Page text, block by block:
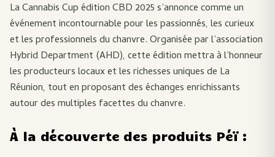
La Cannabis Cup édition CBD 2025 s’annonce comme un
événement incontournable pour les passionnés, les curieux
et les professionnels du chanvre. Organisée par l’association
Hybrid Department (AHD), cette édition mettra à l’honneur
les producteurs locaux et les richesses uniques de La
Réunion, tout en proposant des échanges enrichissants
autour des multiples facettes du chanvre.
À la découverte des produits Péï :